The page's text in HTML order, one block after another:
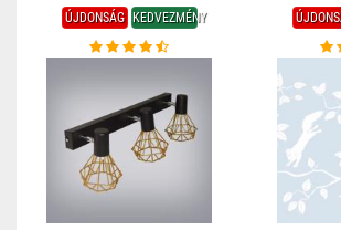
ÚJDONSÁG KEDVEZMÉNY